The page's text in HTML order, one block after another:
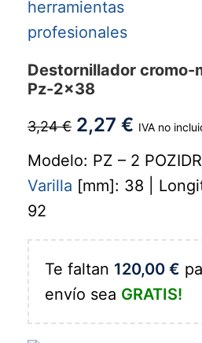
Destornillador cromo-
Pz-2x38
3,24€ 2,27 € IVA no
Modelo: PZ – 2
Varilla [mm]: 38 |
92
Te faltan 120,00 €
envío sea GRATIS!